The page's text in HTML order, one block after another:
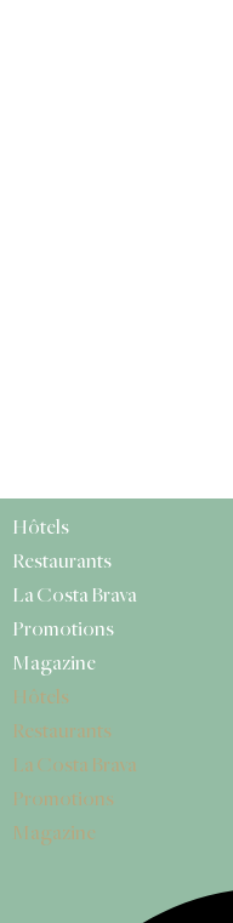
Hôtels
Restaurants
La Costa Brava
Promotions
Magazine
Hôtels
Restaurants
La Costa Brava
Promotions
Magazine